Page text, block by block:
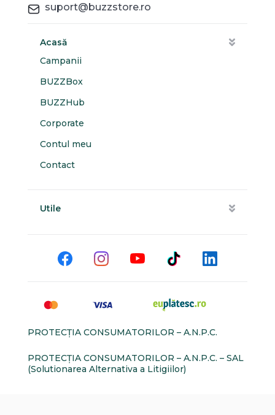
suport@buzzstore.ro
Acasă
Campanii
BUZZBox
BUZZHub
Corporate
Contul meu
Contact
Utile
PROTECŢIA CONSUMATORILOR – A.N.P.C.
PROTECŢIA CONSUMATORILOR – A.N.P.C. – SAL
(Solutionarea Alternativa a Litigiilor)